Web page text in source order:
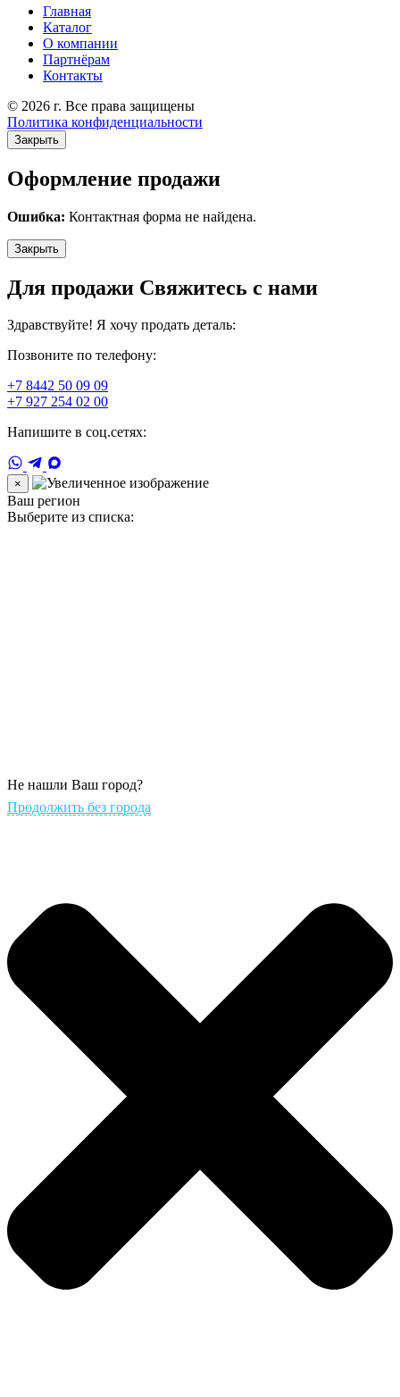
Главная
Каталог
О компании
Партнёрам
Контакты
© 2026 г. Все права защищены
Политика конфиденциальности
Закрыть
Оформление продажи
Ошибка: Контактная форма не найдена.
Закрыть
Для продажи Свяжитесь с нами
Здравствуйте! Я хочу продать деталь:
Позвоните по телефону:
+7 8442 50 09 09
+7 927 254 02 00
Напишите в соц.сетях:
×
Ваш регион
Выберите из списка:
Не нашли Ваш город?
Продолжить без города